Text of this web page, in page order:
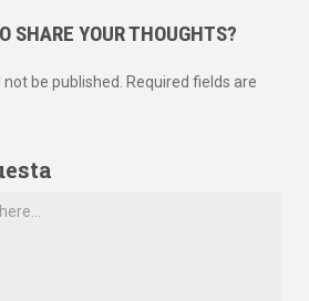
SHARE YOUR THOUGHTS?
be published. Required fields are